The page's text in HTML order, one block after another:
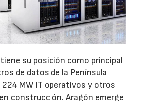
su posición como principal
de datos de la Península
224 MW IT operativos y otros
construcción. Aragón emerge